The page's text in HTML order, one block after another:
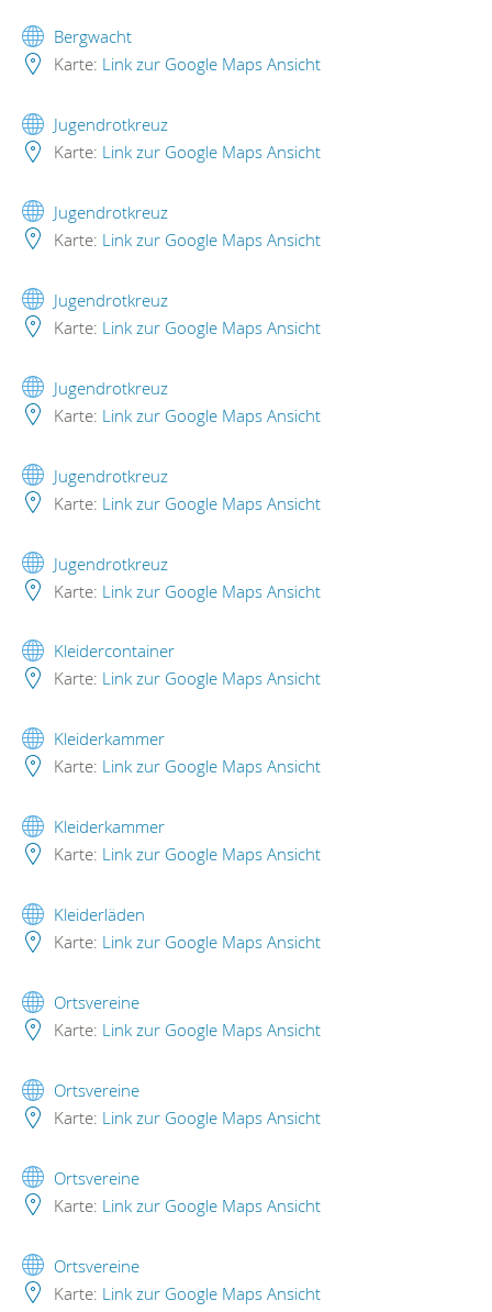
Bergwacht
Karte: Link zur Google Maps Ansicht
Jugendrotkreuz
Karte: Link zur Google Maps Ansicht
Jugendrotkreuz
Karte: Link zur Google Maps Ansicht
Jugendrotkreuz
Karte: Link zur Google Maps Ansicht
Jugendrotkreuz
Karte: Link zur Google Maps Ansicht
Jugendrotkreuz
Karte: Link zur Google Maps Ansicht
Jugendrotkreuz
Karte: Link zur Google Maps Ansicht
Kleidercontainer
Karte: Link zur Google Maps Ansicht
Kleiderkammer
Karte: Link zur Google Maps Ansicht
Kleiderkammer
Karte: Link zur Google Maps Ansicht
Kleiderläden
Karte: Link zur Google Maps Ansicht
Ortsvereine
Karte: Link zur Google Maps Ansicht
Ortsvereine
Karte: Link zur Google Maps Ansicht
Ortsvereine
Karte: Link zur Google Maps Ansicht
Ortsvereine
Karte: Link zur Google Maps Ansicht